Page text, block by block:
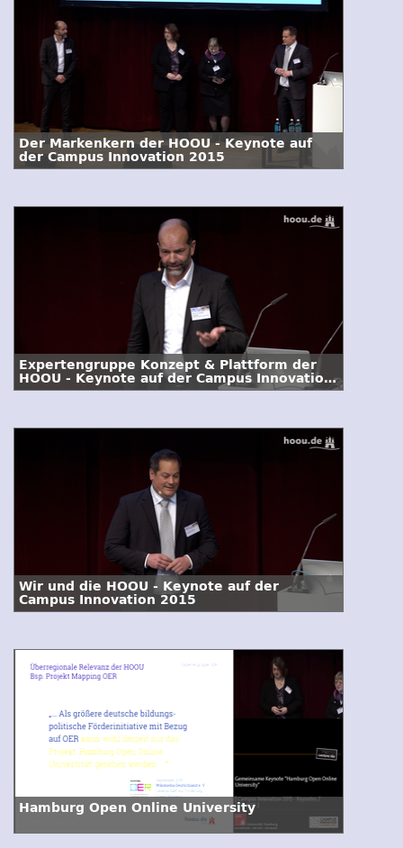
Der Markenkern der HOOU - Keynote auf
der Campus Innovation 2015
Expertengruppe Konzept & Plattform der
HOOU - Keynote auf der Campus Innovation
2015
Wir und die HOOU - Keynote auf der
Campus Innovation 2015
Hamburg Open Online University